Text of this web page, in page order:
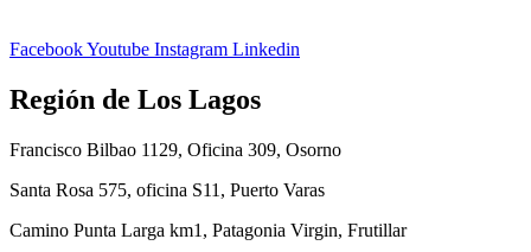
FacebookYoutube Instagram Linkedin
Región de Los Lagos
Francisco Bilbao 1129, Oficina 309, Osorno
Santa Rosa 575, oficina S11, Puerto Varas
Camino Punta Larga km1, Patagonia Virgin, Frutillar